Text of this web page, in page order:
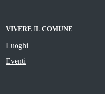
VIVERE IL COMUNE
Luoghi
Eventi